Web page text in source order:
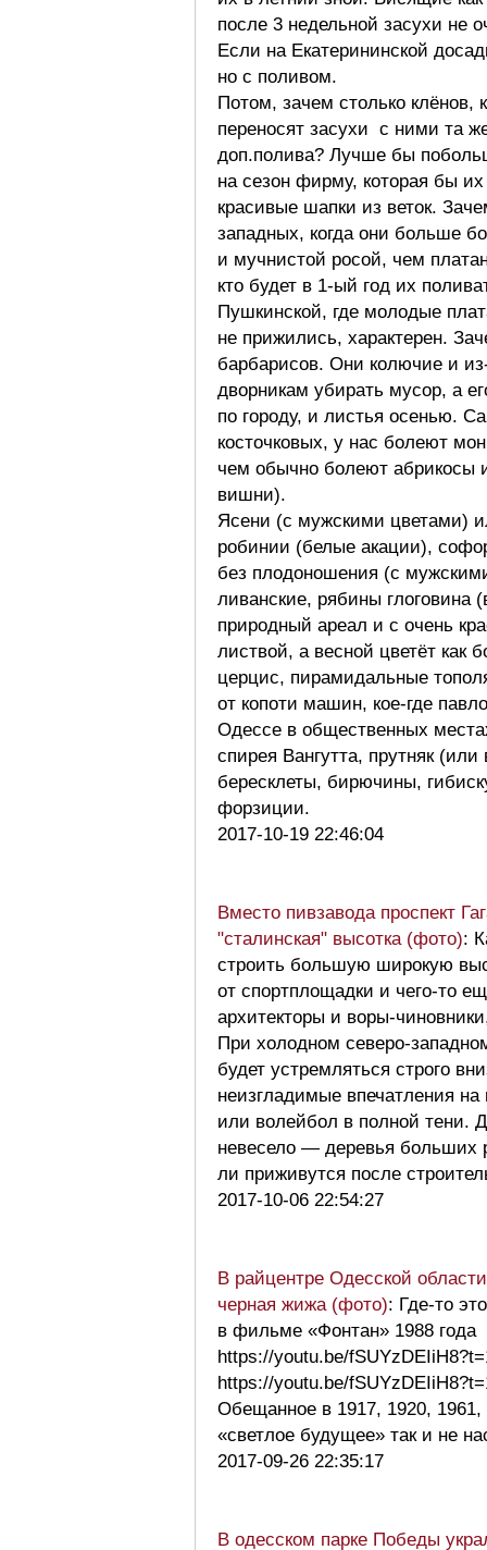
после 3 недельной засухи не
Если на Екатерининской
но с поливом.
Потом, зачем столько клёнов,
переносят засухи с ними та
доп.полива? Лучше бы
на сезон фирму, которая бы
красивые шапки из веток.
западных, когда они больше
и мучнистой росой, чем
кто будет в 1-ый год их
Пушкинской, где молодые
не прижились, характерен.
барбарисов. Они колючие и
дворникам убирать мусор, а
по городу, и листья осенью.
косточковых, у нас болеют
чем обычно болеют абрикосы
вишни).
Ясени (с мужскими цветами)
робинии (белые акации),
без плодоношения (с
ливанские, рябины глоговина
природный ареал и с очень
листвой, а весной цветёт как
церцис, пирамидальные
от копоти машин, кое-где
Одессе в общественных
спирея Вангутта, прутняк
бересклеты, бирючины,
форзиции.
2017-10-19 22:46:04
Вместо пивзавода проспект
"сталинская" высотка (фото):
строить большую широкую
от спортплощадки и чего-то
архитекторы и воры-
При холодном северо-
будет устремляться строго
неизгладимые впечатления
или волейбол в полной тени.
невесело — деревья больших
ли приживутся после
2017-10-06 22:54:27
В райцентре Одесской
черная жижа (фото): Где-то
в фильме «Фонтан» 1988 года
https://youtu.be/
https://youtu.be/
Обещанное в 1917, 1920,
«светлое будущее» так и не
2017-09-26 22:35:17
В одесском парке Победы